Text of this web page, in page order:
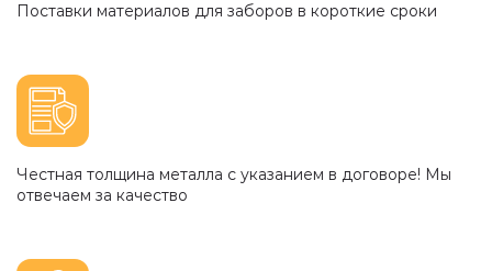
Поставки материалов для заборов в короткие сроки
Честная толщина металла с указанием в договоре! Мы
отвечаем за качество